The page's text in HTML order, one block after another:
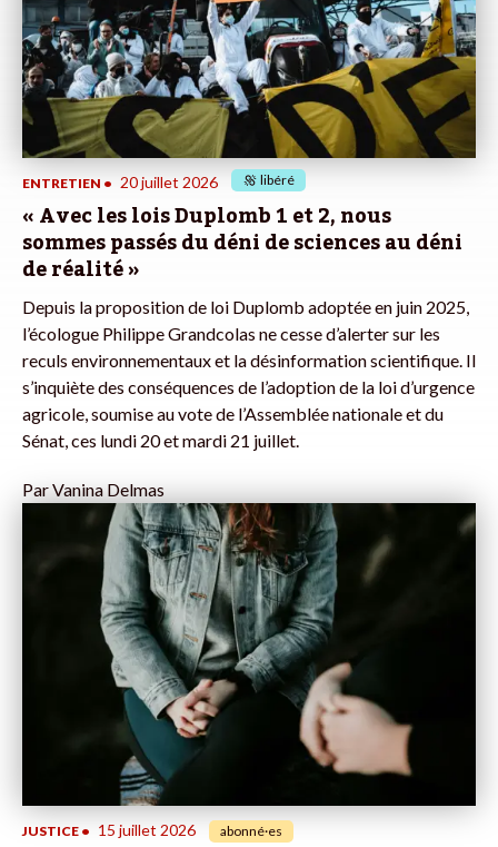
ENTRETIEN • 20 juillet 2026 libéré
« Avec les lois Duplomb 1 et 2, nous
sommes passés du déni de sciences au déni
de réalité »
Depuis la proposition de loi Duplomb adoptée en juin 2025,
l’écologue Philippe Grandcolas ne cesse d’alerter sur les
reculs environnementaux et la désinformation scientifique. Il
s’inquiète des conséquences de l’adoption de la loi d’urgence
agricole, soumise au vote de l’Assemblée nationale et du
Sénat, ces lundi 20 et mardi 21 juillet.
ParVanina Delmas
JUSTICE • 15 juillet 2026 abonné·es